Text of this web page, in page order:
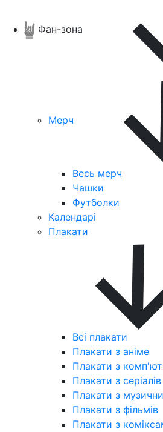
Фан-зона
Мерч
Весь мерч
Чашки
Футболки
Календарі
Плакати
Всі плакати
Плакати з аніме
Плакати з
Плакати з серіалів
Плакати з
Плакати з фільмів
Плакати з